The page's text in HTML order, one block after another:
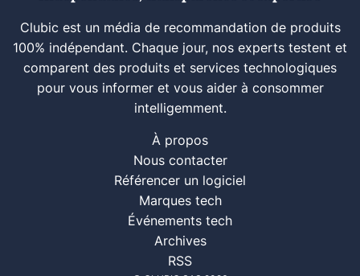
Clubic est un média de recommandation de produits
100% indépendant. Chaque jour, nos experts testent et
comparent des produits et services technologiques
pour vous informer et vous aider à consommer
intelligemment.
À propos
Nous contacter
Référencer un logiciel
Marques tech
Événements tech
Archives
RSS